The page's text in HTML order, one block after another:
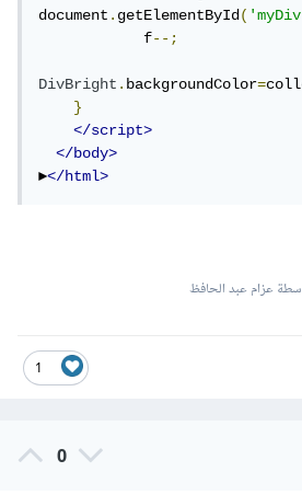
document.getElementById(
            f
--;
DivBright.backgroundColor=
}
</script>
</body>
►</html>
عزام عبد الحافظ
1
0